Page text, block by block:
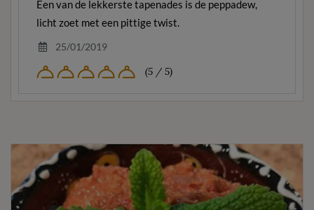
Een van de lekkerste tapenades is de peppadew,
licht zoet met een pittige twist.
25/01/2019
(5 / 5)